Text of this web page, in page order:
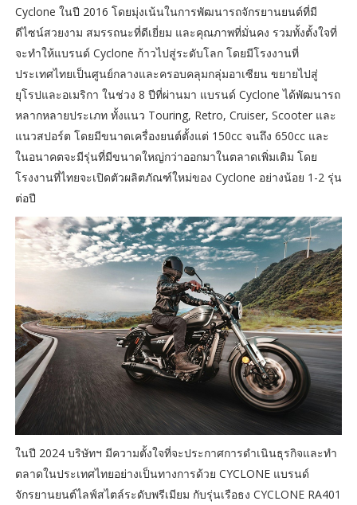
Cyclone ในปี 2016 โดยมุ่งเน้นในการพัฒนารถจักรยานยนต์ที่มี
ดีไซน์สวยงาม สมรรถนะที่ดีเยี่ยม และคุณภาพที่มั่นคง รวมทั้งตั้งใจที่
จะทำให้แบรนด์ Cyclone ก้าวไปสู่ระดับโลก โดยมีโรงงานที่
ประเทศไทยเป็นศูนย์กลางและครอบคลุมกลุ่มอาเซียน ขยายไปสู่
ยุโรปและอเมริกา ในช่วง 8 ปีที่ผ่านมา แบรนด์ Cyclone ได้พัฒนารถ
หลากหลายประเภท ทั้งแนว Touring, Retro, Cruiser, Scooter และ
แนวสปอร์ต โดยมีขนาดเครื่องยนต์ตั้งแต่ 150cc จนถึง 650cc และ
ในอนาคตจะมีรุ่นที่มีขนาดใหญ่กว่าออกมาในตลาดเพิ่มเติม โดย
โรงงานที่ไทยจะเปิดตัวผลิตภัณฑ์ใหม่ของ Cyclone อย่างน้อย 1-2 รุ่น
ต่อปี
ในปี 2024 บริษัทฯ มีความตั้งใจที่จะประกาศการดำเนินธุรกิจและทำ
ตลาดในประเทศไทยอย่างเป็นทางการด้วย CYCLONE แบรนด์
จักรยานยนต์ไลฟ์สไตล์ระดับพรีเมียม กับรุ่นเรือธง CYCLONE RA401